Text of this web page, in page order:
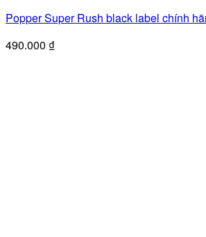
Popper Super Rush black label chính
490.000 ₫